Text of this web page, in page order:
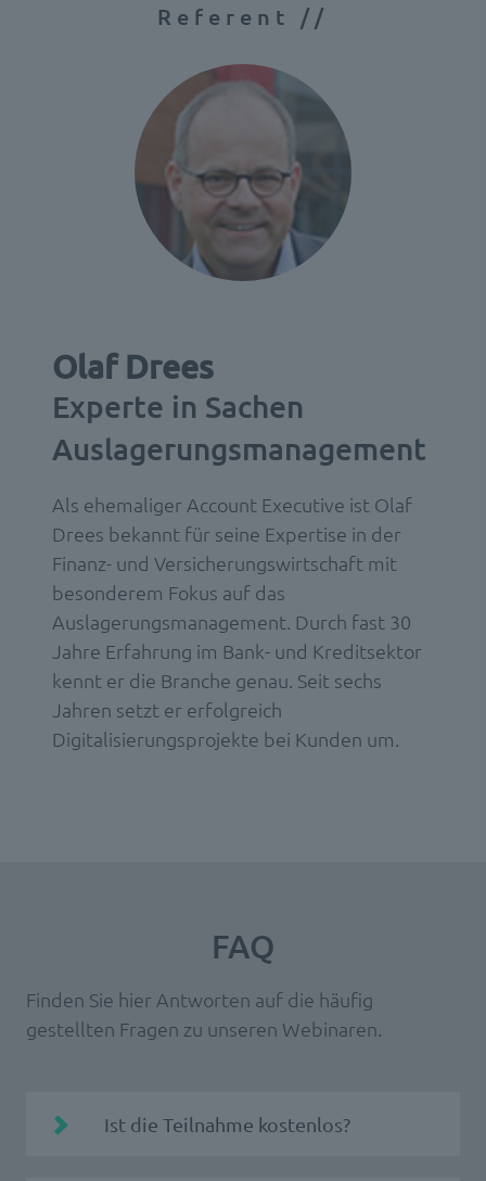
Referent //
Olaf Drees
Experte in Sachen
Auslagerungsmanagement
Als ehemaliger Account Executive ist Olaf
Drees bekannt für seine Expertise in der
Finanz- und Versicherungswirtschaft mit
besonderem Fokus auf das
Auslagerungsmanagement. Durch fast 30
Jahre Erfahrung im Bank- und Kreditsektor
kennt er die Branche genau. Seit sechs
Jahren setzt er erfolgreich
Digitalisierungsprojekte bei Kunden um.
FAQ
Finden Sie hier Antworten auf die häufig
gestellten Fragen zu unseren Webinaren.
Ist die Teilnahme kostenlos?